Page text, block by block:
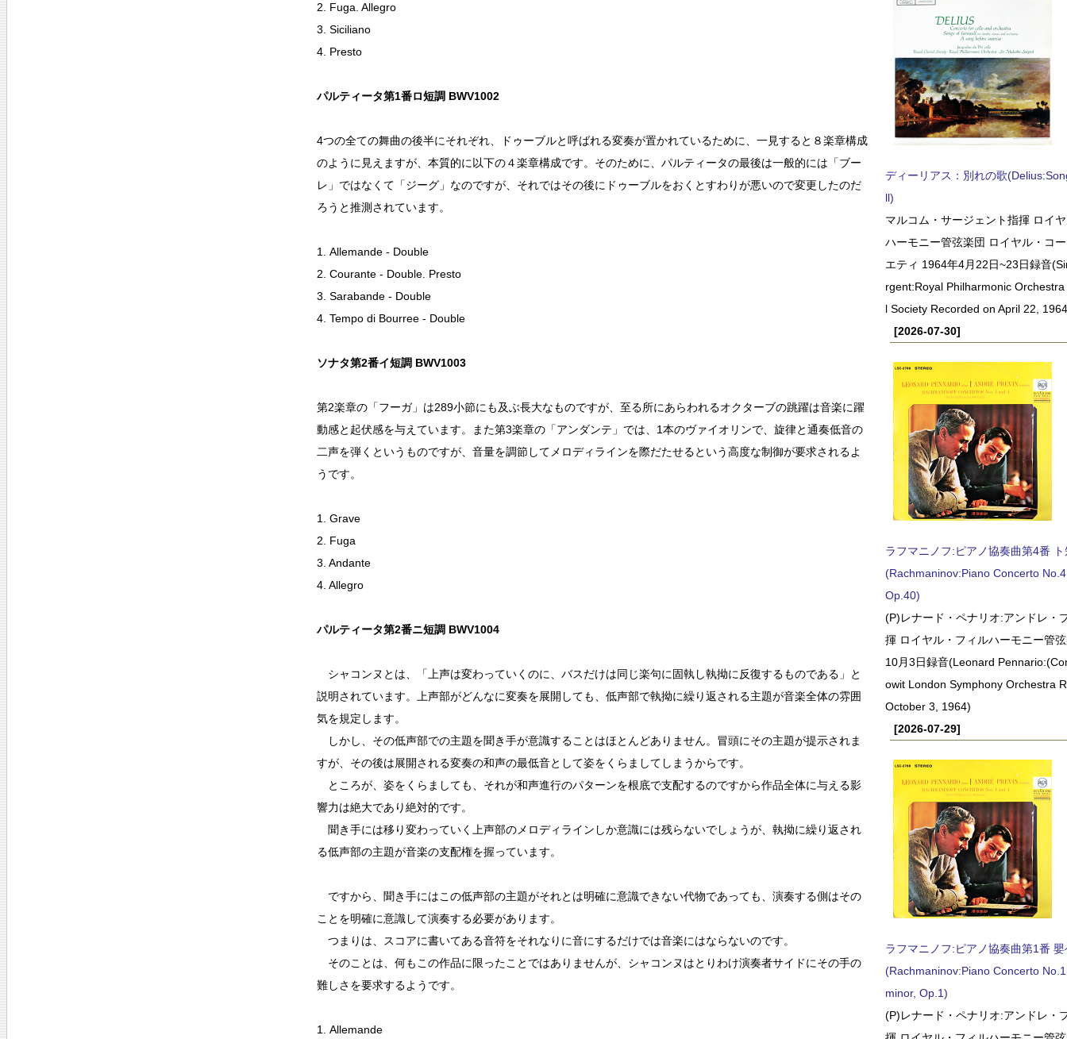
2. Fuga. Allegro
3. Siciliano
4. Presto
パルティータ第1番ロ短調 BWV1002
4つの全ての舞曲の後半にそれぞれ、ドゥーブルと呼ばれる変奏が置かれているために、一見すると８楽章構成
のように見えますが、本質的に以下の４楽章構成です。そのために、パルティータの最後は一般的には「ブー
レ」ではなくて「ジーグ」なのですが、それではその後にドゥーブルをおくとすわりが悪いので変更したのだ
ろうと推測されています。
1. Allemande - Double
2. Courante - Double. Presto
3. Sarabande - Double
4. Tempo di Bourree - Double
ソナタ第2番イ短調 BWV1003
第2楽章の「フーガ」は289小節にも及ぶ長大なものですが、至る所にあらわれるオクターブの跳躍は音楽に躍
動感と起伏感を与えています。また第3楽章の「アンダンテ」では、1本のヴァイオリンで、旋律と通奏低音の
二声を弾くというものですが、音量を調節してメロディラインを際だたせるという高度な制御が要求されるよ
うです。
1. Grave
2. Fuga
3. Andante
4. Allegro
パルティータ第2番ニ短調 BWV1004
シャコンヌとは、「上声は変わっていくのに、バスだけは同じ楽句に固執し執拗に反復するものである」と
説明されています。上声部がどんなに変奏を展開しても、低声部で執拗に繰り返される主題が音楽全体の雰囲
気を規定します。
しかし、その低声部での主題を聞き手が意識することはほとんどありません。冒頭にその主題が提示されま
すが、その後は展開される変奏の和声の最低音として姿をくらましてしまうからです。
ところが、姿をくらましても、それが和声進行のパターンを根底で支配するのですから作品全体に与える影
響力は絶大であり絶対的です。
聞き手には移り変わっていく上声部のメロディラインしか意識には残らないでしょうが、執拗に繰り返され
る低声部の主題が音楽の支配権を握っています。
ですから、聞き手にはこの低声部の主題がそれとは明確に意識できない代物であっても、演奏する側はその
ことを明確に意識して演奏する必要があります。
つまりは、スコアに書いてある音符をそれなりに音にするだけでは音楽にはならないのです。
そのことは、何もこの作品に限ったことではありませんが、シャコンヌはとりわけ演奏者サイドにその手の
難しさを要求するようです。
1. Allemande
ディーリアス：別れの歌
ll)
マルコム・サージェント指揮 ロイ
ハーモニー管弦楽団 ロイヤル・コ
エティ 1964年4月22日~23日録音
rgent:Royal Philharmonic
l Society Recorded on April 22,
[2026-07-30]
ラフマニノフ:ピアノ協奏曲第4番
(Rachmaninov:Piano Concerto
Op.40)
(P)レナード・ペナリオ:アンドレ・
揮 ロイヤル・フィルハーモニー管
10月3日録音(Leonard
owit London Symphony Orchestra
October 3, 1964)
[2026-07-29]
ラフマニノフ:ピアノ協奏曲第1番
(Rachmaninov:Piano Concerto
minor, Op.1)
(P)レナード・ペナリオ:アンドレ・